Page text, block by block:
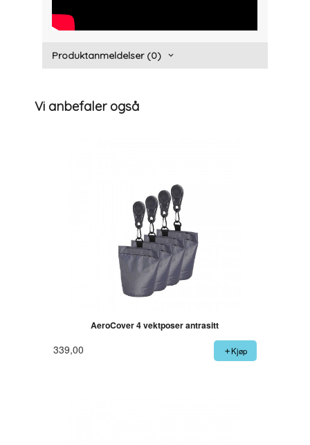
" width="300" height="150">
Produktanmeldelser (0)
Vi anbefaler også
AeroCover 4 vektposer antrasitt
339,00 Kjøp